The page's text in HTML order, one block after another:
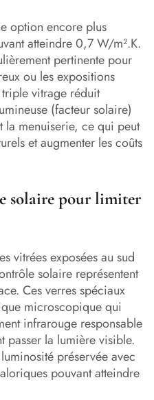
option encore plus
atteindre 0,7 W/m².K.
pertinente pour
ou les expositions
vitrage réduit
(facteur solaire)
la menuiserie, ce qui peut
et augmenter les coûts
solaire pour limiter
vitrées exposées au sud
solaire représentent
Ces verres spéciaux
microscopique qui
infrarouge responsable
passer la lumière visible.
préservée avec
pouvant atteindre